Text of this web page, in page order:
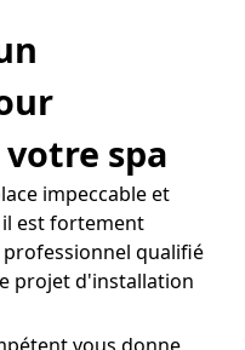
spa
impeccable et
il est fortement
qualifié
projet d'installation